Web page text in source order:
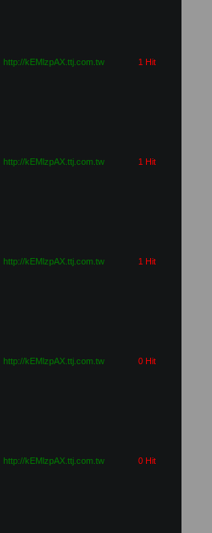
http://kEMlzpAX.ttj.com.tw 1 Hit
http://kEMlzpAX.ttj.com.tw 1 Hit
http://kEMlzpAX.ttj.com.tw 1 Hit
http://kEMlzpAX.ttj.com.tw 0 Hit
http://kEMlzpAX.ttj.com.tw 0 Hit